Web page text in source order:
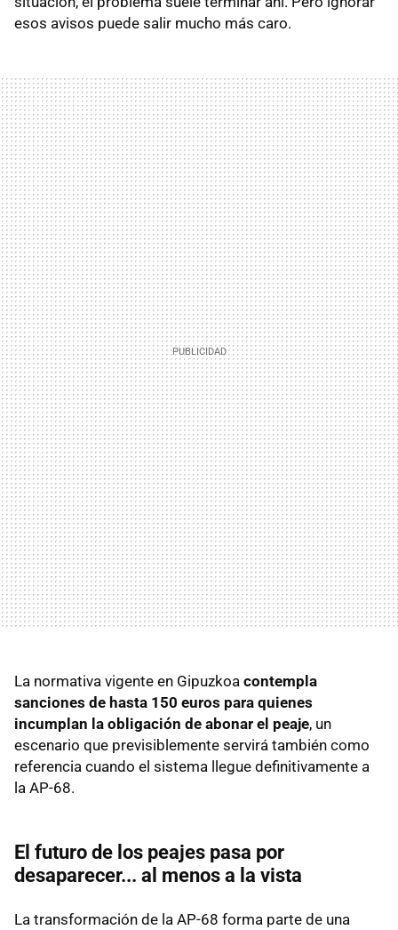
esos avisos puede salir mucho más caro.
La normativa vigente en Gipuzkoa contempla
sanciones de hasta 150 euros para quienes
incumplan la obligación de abonar el peaje, un
escenario que previsiblemente servirá también como
referencia cuando el sistema llegue definitivamente a
la AP-68.
El futuro de los peajes pasa por
desaparecer... al menos a la vista
La transformación de la AP-68 forma parte de una